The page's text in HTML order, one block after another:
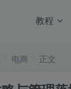
教程
电商 正文